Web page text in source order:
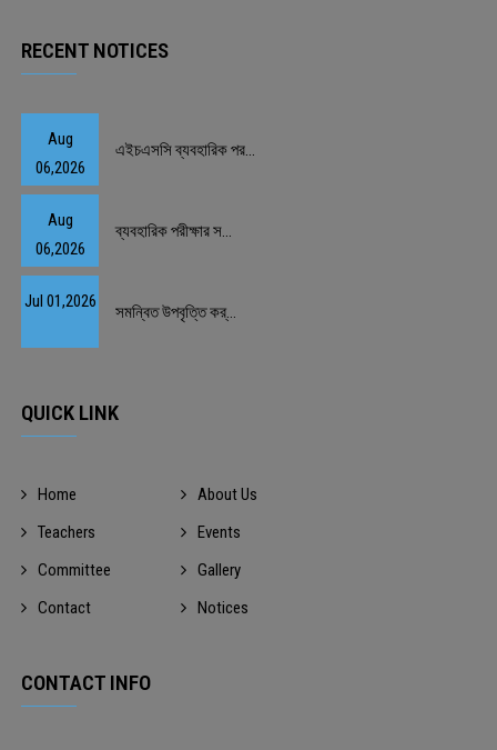
RECENT NOTICES
Aug
06,2026
এইচএসসি ব্যবহারিক পর...
Aug
06,2026
ব্যবহারিক পরীক্ষার স...
Jul 01,2026
সমন্বিত উপবৃত্তি কর্...
QUICK LINK
Home
About Us
Teachers
Events
Committee
Gallery
Contact
Notices
CONTACT INFO